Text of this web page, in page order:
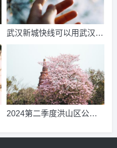
武汉新城快线可以用武汉通
2024第二季度洪山区公租